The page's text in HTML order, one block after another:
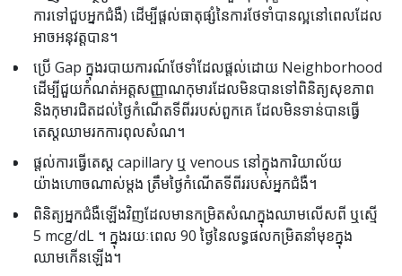
ការទៅជួបអ្នកជំងឺ) ដើម្បីផ្តល់ធាតុផ្សំនៃការថែទាំបានល្អនៅពេលដែល
អាចអនុវត្តបាន។
ប្រើ Gap ក្នុងរបាយការណ៍ថែទាំដែលផ្តល់ដោយ Neighborhood
ដើម្បីជួយកំណត់អត្តសញ្ញាណកុមារដែលមិនបានទៅពិនិត្យសុខភាព
និងកុមារជិតដល់ថ្ងៃកំណើតទីពីររបស់ពួកគេ ដែលមិនទាន់បានធ្វើ
តេស្តឈាមរកការពុលសំណ។
ផ្តល់ការធ្វើតេស្ត capillary ឬ venous នៅក្នុងការិយាល័យ
យ៉ាងហោចណាស់ម្តង ត្រឹមថ្ងៃកំណើតទីពីររបស់អ្នកជំងឺ។
ពិនិត្យអ្នកជំងឺឡើងវិញដែលមានកម្រិតសំណក្នុងឈាមលើសពី ឬស្មើ
5 mcg/dL ។ ក្នុងរយៈពេល 90 ថ្ងៃនៃលទ្ធផលកម្រិតនាំមុខក្នុង
ឈាមកើនឡើង។